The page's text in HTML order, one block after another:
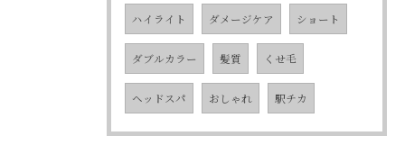
ハイライト ダメージケア ショート
ダブルカラー 髪質 くせ毛
ヘッドスパ おしゃれ 駅チカ